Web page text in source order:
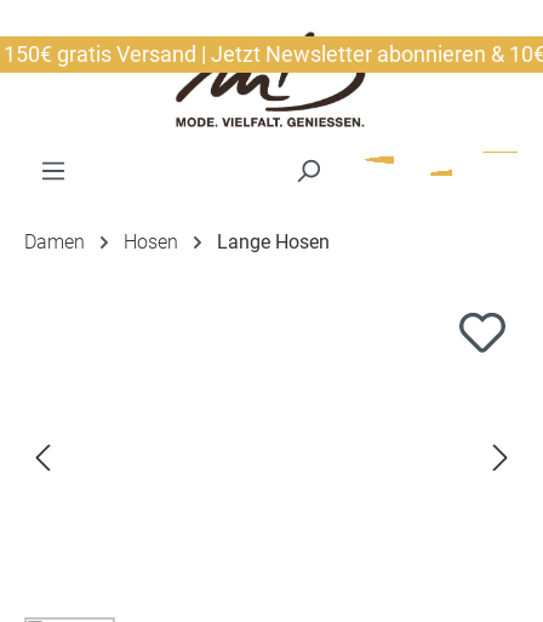
gratis Versand | Jetzt Newsletter abonnieren & 10€
Damen Hosen Lange Hosen